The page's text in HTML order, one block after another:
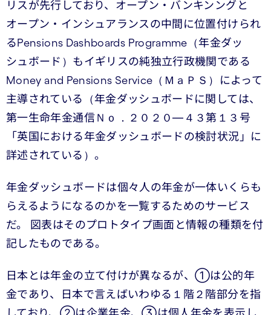
リスが先行しており、オープン・バンキンングと
オープン・インシュアランスの中間に位置付けられ
るPensions Dashboards Programme（年金ダッ
シュボード）もイギリスの純独立行政機関である
Money and Pensions Service（ＭａＰＳ）によって
主導されている（年金ダッシュボードに関しては、
第一生命年金通信Ｎｏ．２０２０―４３第１３号
「英国における年金ダッシュボードの検討状況」に
詳述されている）。
年金ダッシュボードは個々人の年金が一体いくらも
らえるようになるのかを一覧するためのサービス
だ。 図表はそのプロトタイプ画面と情報の種類を付
記したものである。
日本とは年金の立て付けが異なるが、①は公的年
金であり、日本で言えばいわゆる１階２階部分を指